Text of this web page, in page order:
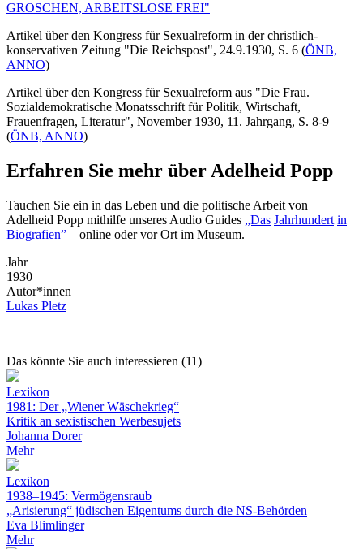
Artikel über den Kongress für Sexualreform in der christlich-
konservativen Zeitung "Die Reichspost", 24.9.1930, S. 6 (ÖNB,
ANNO)
Artikel über den Kongress für Sexualreform aus "Die Frau.
Sozialdemokratische Monatsschrift für Politik, Wirtschaft,
Frauenfragen, Literatur", November 1930, 11. Jahrgang, S. 8-9
(ÖNB, ANNO)
Erfahren Sie mehr über Adelheid Popp
Tauchen Sie ein in das Leben und die politische Arbeit von
Adelheid Popp mithilfe unseres Audio Guides „Das Jahrhundert in
Biografien” – online oder vor Ort im Museum.
Jahr
1930
Autor*innen
Lukas Pletz
Das könnte Sie auch interessieren (11)
Lexikon
1981: Der „Wiener Wäschekrieg“
Kritik an sexistischen Werbesujets
Johanna Dorer
Mehr
Lexikon
1938–1945: Vermögensraub
„Arisierung“ jüdischen Eigentums durch die NS-Behörden
Eva Blimlinger
Mehr